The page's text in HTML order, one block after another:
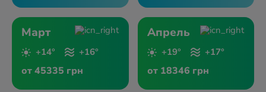
Март
+14° +16°
от 45335 грн
Апрель
+19° +17°
от 18346 грн